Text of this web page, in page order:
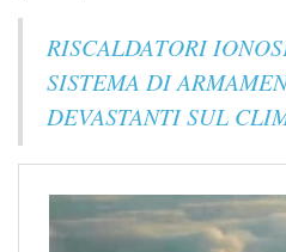
RISCALDATORI
SISTEMA DI
DEVASTANTI SUL